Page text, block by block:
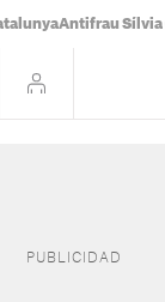
Antifrau Sílvia